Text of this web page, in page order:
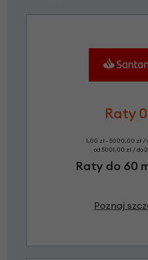
Raty
1,00 zł - 5000,00 zł /
od 5001,00 zł / do
Raty do 60
Poznaj